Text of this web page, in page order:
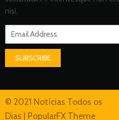
nisi.
SUBSCRIBE
© 2021 Notícias Todos os
Dias | PopularFX Theme